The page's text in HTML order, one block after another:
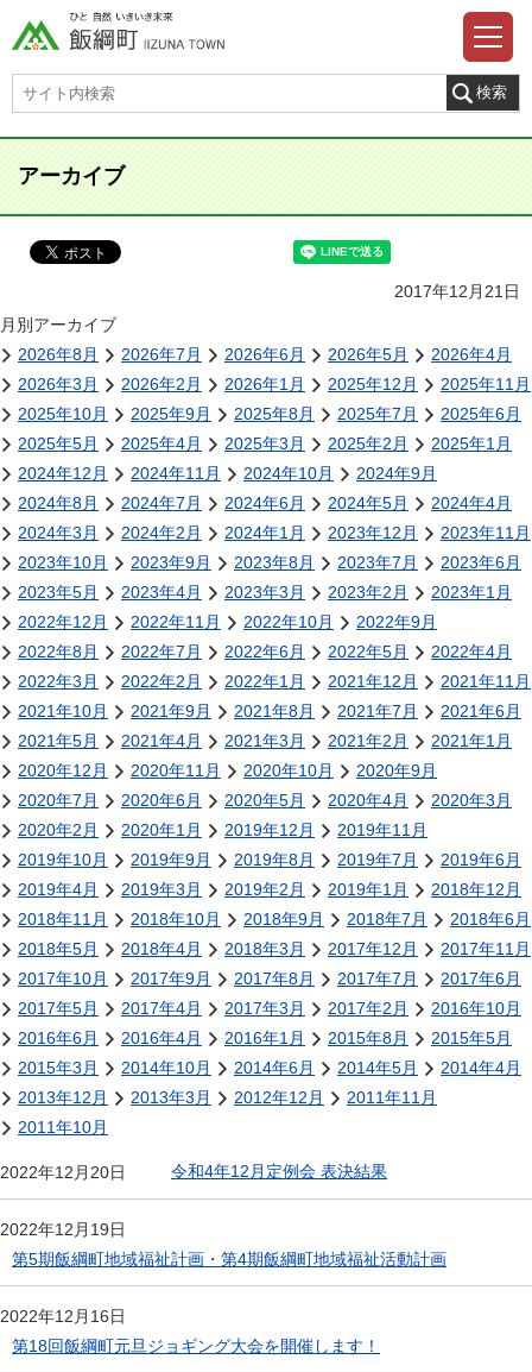
アーカイブ
2017年12月21日
月別アーカイブ
2026年8月
2026年7月 2026年6月 2026年5月
2026年4月
2026年3月
2026年2月 2026年1月 2025年12月
2025年11月
2025年10月
2025年9月 2025年8月 2025年7月
2025年6月
2025年5月
2025年4月 2025年3月 2025年2月
2025年1月
2024年12月
2024年11月 2024年10月
2024年9月
2024年8月
2024年7月 2024年6月 2024年5月
2024年4月
2024年3月
2024年2月 2024年1月 2023年12月
2023年11月
2023年10月
2023年9月 2023年8月 2023年7月
2023年6月
2023年5月
2023年4月 2023年3月 2023年2月
2023年1月
2022年12月
2022年11月 2022年10月
2022年9月
2022年8月
2022年7月 2022年6月 2022年5月
2022年4月
2022年3月
2022年2月 2022年1月 2021年12月
2021年11月
2021年10月
2021年9月 2021年8月 2021年7月
2021年6月
2021年5月
2021年4月 2021年3月 2021年2月
2021年1月
2020年12月
2020年11月 2020年10月
2020年9月
2020年7月
2020年6月 2020年5月 2020年4月
2020年3月
2020年2月
2020年1月 2019年12月
2019年11月
2019年10月
2019年9月 2019年8月 2019年7月
2019年6月
2019年4月
2019年3月 2019年2月 2019年1月
2018年12月
2018年11月
2018年10月 2018年9月 2018年7月
2018年6月
2018年5月
2018年4月 2018年3月 2017年12月
2017年11月
2017年10月
2017年9月 2017年8月 2017年7月
2017年6月
2017年5月
2017年4月 2017年3月 2017年2月
2016年10月
2016年6月
2016年4月 2016年1月 2015年8月
2015年5月
2015年3月
2014年10月 2014年6月 2014年5月
2014年4月
2013年12月
2013年3月 2012年12月
2011年11月
2011年10月
2022年12月20日 令和4年12月定例会 表決結果
2022年12月19日
第5期飯綱町地域福祉計画・第4期飯綱町地域福祉活動計画
2022年12月16日
第18回飯綱町元旦ジョギング大会を開催します！